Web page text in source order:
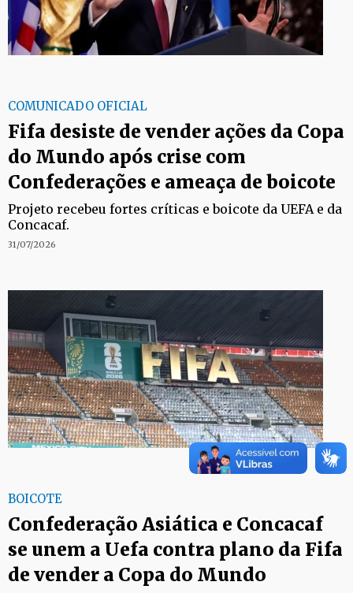
COMUNICADO OFICIAL
Fifa desiste de vender ações da Copa
do Mundo após crise com
Confederações e ameaça de boicote
Projeto recebeu fortes críticas e boicote da UEFA e da
Concacaf.
31/07/2026
BOICOTE
Confederação Asiática e Concacaf
se unem a Uefa contra plano da Fifa
de vender a Copa do Mundo